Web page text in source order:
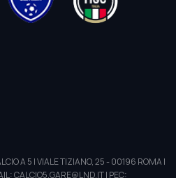
A 5 | VIALE TIZIANO, 25 - 00196 ROMA |
CALCIO5.GARE@LND.IT | PEC: